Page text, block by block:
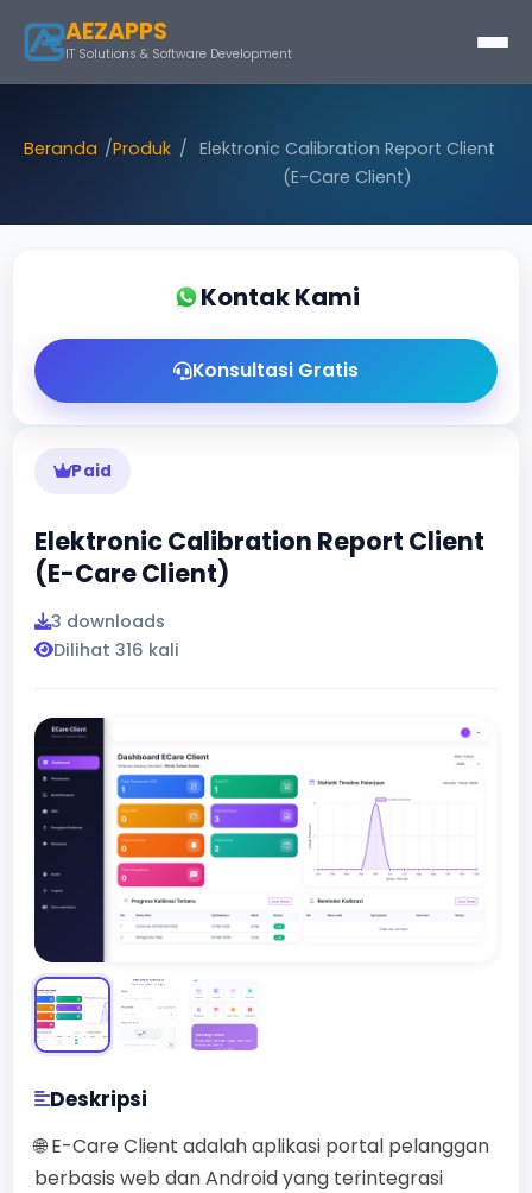
AEZAPPS
IT Solutions & Software Development
Beranda Produk
Elektronic Calibration Report Client
(E-Care Client)
Paid
Elektronic Calibration Report Client
(E-Care Client)
3 downloads
Dilihat 316 kali
Deskripsi
🌐 E-Care Client adalah aplikasi portal pelanggan
berbasis web dan Android yang terintegrasi
Kontak Kami
Konsultasi Gratis